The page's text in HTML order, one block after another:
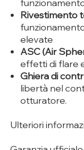
Rivestimento
elevate
ASC (Air
effetti di flare
Ghiera di
libertà nel
otturatore.
Ulteriori